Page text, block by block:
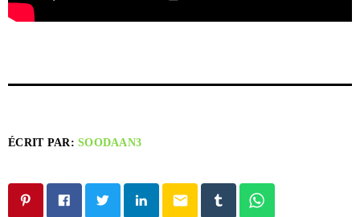
ÉCRIT PAR:SOODAAN3
email